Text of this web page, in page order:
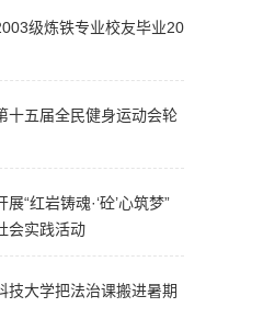
级炼铁专业校友毕业20
十五届全民健身运动会轮
“红岩铸魂·‘砼’心筑梦”
会实践活动
技大学把法治课搬进暑期